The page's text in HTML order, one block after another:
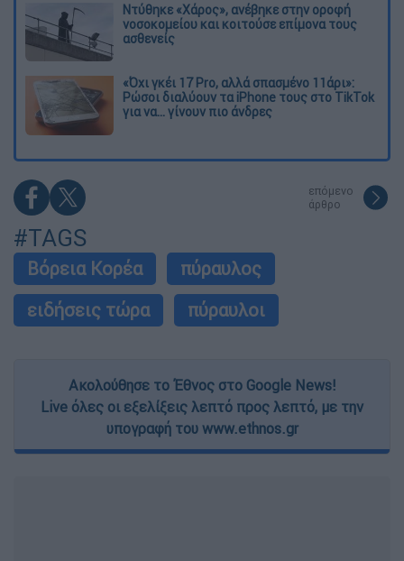
Ντύθηκε «Χάρος», ανέβηκε στην οροφή
νοσοκομείου και κοιτούσε επίμονα τους
ασθενείς
«Όχι γκέι 17 Pro, αλλά σπασμένο 11άρι»:
Ρώσοι διαλύουν τα iPhone τους στο TikTok
για να... γίνουν πιο άνδρες
επόμενο
άρθρο
#TAGS
Βόρεια Κορέα
πύραυλος
ειδήσεις τώρα
πύραυλοι
Ακολούθησε το Έθνος στο Google News!
Live όλες οι εξελίξεις λεπτό προς λεπτό, με την
υπογραφή του www.ethnos.gr